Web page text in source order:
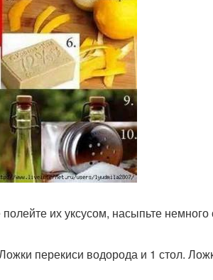
их уксусом, насыпьте
перекиси водорода и 1 стол.